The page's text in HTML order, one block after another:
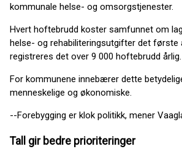
kommunale helse- og omsorgstjenester.
Hvert hoftebrudd koster samfunnet om
helse- og rehabiliteringsutgifter det første
registreres det over 9 000 hoftebrudd årlig.
For kommunene innebærer dette
menneskelige og økonomiske.
--Forebygging er klok politikk, mener
Tall gir bedre prioriteringer